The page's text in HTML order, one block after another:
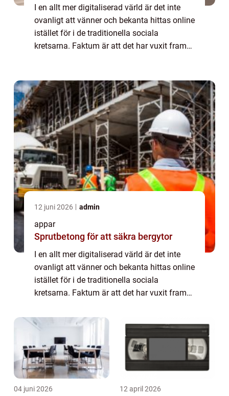
I en allt mer digitaliserad värld är det inte
ovanligt att vänner och bekanta hittas online
istället för i de traditionella sociala
kretsarna. Faktum är att det har vuxit fram
12 juni 2026 admin
appar
Sprutbetong för att säkra bergytor
I en allt mer digitaliserad värld är det inte
ovanligt att vänner och bekanta hittas online
istället för i de traditionella sociala
kretsarna. Faktum är att det har vuxit fram
till att hjälpa oss att hitta ...
04 juni 2026 12 april 2026